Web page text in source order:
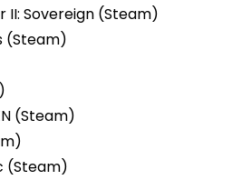
II: Sovereign (Steam)
(Steam)
(Steam)
(Steam)